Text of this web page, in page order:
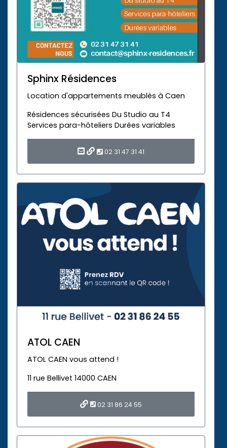
Sphinx Résidences
Location d'appartements meublés à Caen
Résidences sécurisées Du Studio au T4
Services para-hôteliers Durées variables
02 31 47 31 41
ATOL CAEN
ATOL CAEN vous attend !
11 rue Bellivet 14000 CAEN
02 31 86 24 55